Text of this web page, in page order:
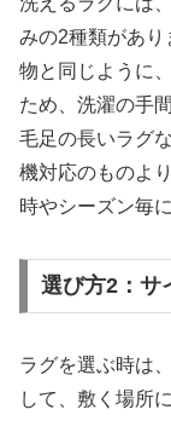
みの2種類があ
物と同じように
ため、洗濯の手
毛足の長いラグ
機対応のものよ
時やシーズン毎
選び方2：サ
ラグを選ぶ時は
して、敷く場所